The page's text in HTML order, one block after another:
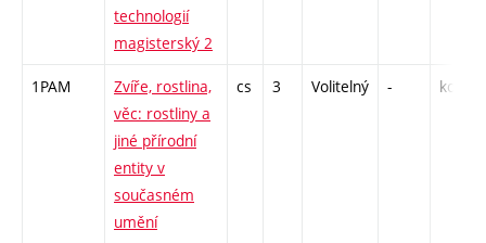
technologií
magisterský 2
1PAM
Zvíře, rostlina,
věc: rostliny a
jiné přírodní
entity v
současném
umění
cs 3 Volitelný - kol